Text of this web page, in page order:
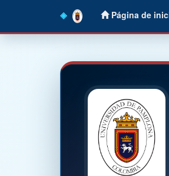
Página de